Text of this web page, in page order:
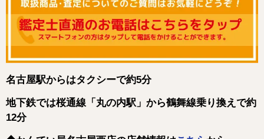
名古屋駅からはタクシーで約5分
地下鉄では桜通線「丸の内駅」から鶴舞線乗り換えで約
12分